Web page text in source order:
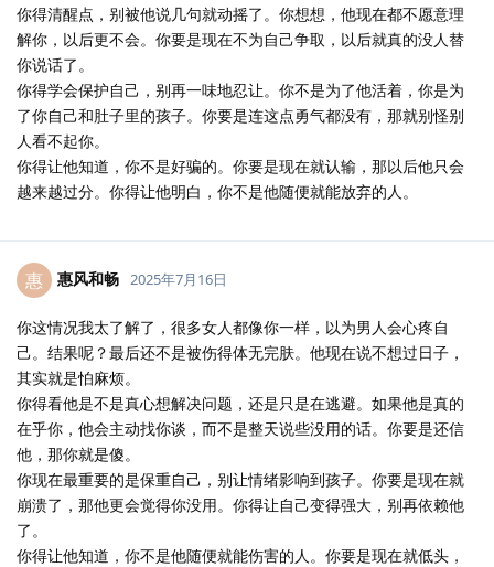
你得清醒点，别被他说几句就动摇了。你想想，他现在都不愿意理
解你，以后更不会。你要是现在不为自己争取，以后就真的没人替
你说话了。
你得学会保护自己，别再一味地忍让。你不是为了他活着，你是为
了你自己和肚子里的孩子。你要是连这点勇气都没有，那就别怪别
人看不起你。
你得让他知道，你不是好骗的。你要是现在就认输，那以后他只会
越来越过分。你得让他明白，你不是他随便就能放弃的人。
惠 惠风和畅 2025年7月16日
你这情况我太了解了，很多女人都像你一样，以为男人会心疼自
己。结果呢？最后还不是被伤得体无完肤。他现在说不想过日子，
其实就是怕麻烦。
你得看他是不是真心想解决问题，还是只是在逃避。如果他是真的
在乎你，他会主动找你谈，而不是整天说些没用的话。你要是还信
他，那你就是傻。
你现在最重要的是保重自己，别让情绪影响到孩子。你要是现在就
崩溃了，那他更会觉得你没用。你得让自己变得强大，别再依赖他
了。
你得让他知道，你不是他随便就能伤害的人。你要是现在就低头，